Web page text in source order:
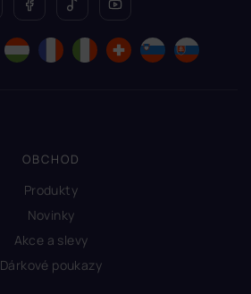
OBCHOD
Produkty
Novinky
Akce a slevy
Dárkové poukazy